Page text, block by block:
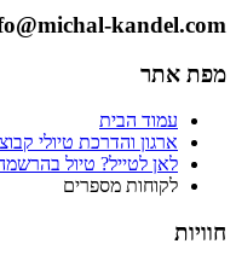
kandel.com
מפת אתר
עמוד הבית
ארגון והדרכת טיולי
לאן לטייל? טיול
לקוחות מספרים
חוויות